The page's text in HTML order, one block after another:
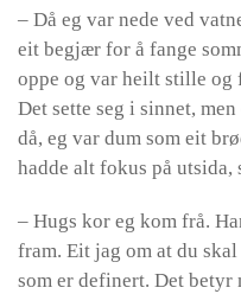
– Då eg var nede ved
eit begjær for å fange
oppe og var heilt stille og
Det sette seg i sinnet,
då, eg var dum som eit
hadde alt fokus på utsida,
– Hugs kor eg kom frå.
fram. Eit jag om at du
som er definert. Det betyr